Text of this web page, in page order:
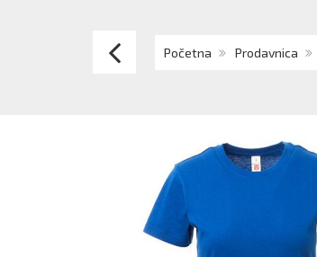
Početna Prodavnica
Payper
majica
kratkih